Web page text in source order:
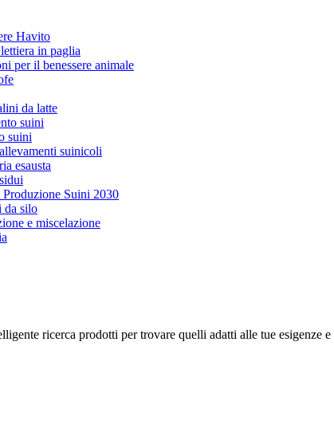
Havito
in paglia
per il benessere animale
da latte
suini
suini
suinicoli
esausta
Suini 2030
da silo
e miscelazione
ricerca prodotti per trovare quelli adatti alle tue esigenze